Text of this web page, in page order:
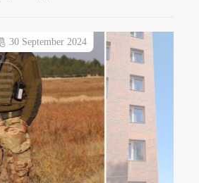
30 September 2024